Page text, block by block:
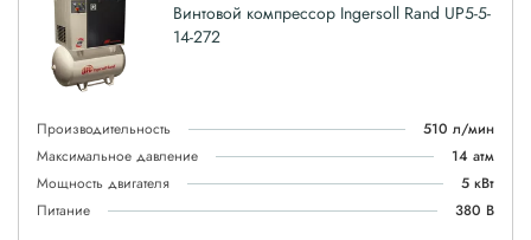
Винтовой компрессор Ingersoll Rand UP5-5-
14-272
Производительность
510 л/мин
Максимальное давление
14 атм
Мощность двигателя
5 кВт
Питание
380 В